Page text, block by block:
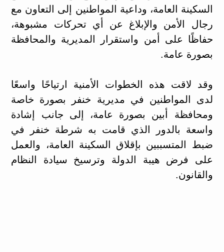
السكينة العامة، وداعية المواطنين إلى التعاون مع
رجال الأمن والإبلاغ عن أي تحركات مشبوهة،
حفاظًا على أمن واستقرار المديرية والمحافظة
بصورة عامة.
وقد لاقت هذه الخطوات الأمنية ارتياحًا واسعًا
لدى المواطنين في مديرية خنفر بصورة خاصة
ومحافظة أبين بصورة عامة، إلى جانب إشادة
واسعة بالدور الذي قامت به شرطة خنفر في
ضبط المتسببين بإقلاق السكينة العامة، والعمل
على فرض هيبة الدولة وترسيخ سيادة النظام
والقانون.